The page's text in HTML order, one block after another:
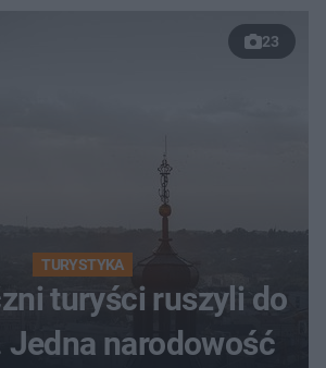
23
TURYSTYKA
turyści ruszyli do
Jedna narodowość